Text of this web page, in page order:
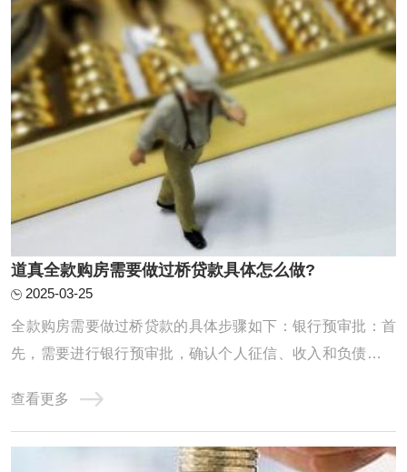
道真全款购房需要做过桥贷款具体怎么做?
2025-03-25
‌全款购房需要做过桥贷款的具体步骤如下‌：‌银行预审批‌：首
先，需要进行银行预审批，确认个人征信、收入和负债情况
的费用。例如，如果需要过桥50万，就必须确认银行能否贷
出这么多钱‌。‌计算过桥费用‌：在确认银行预审批通过后，需
要计算过桥费用。从出资日开 ...
查看更多